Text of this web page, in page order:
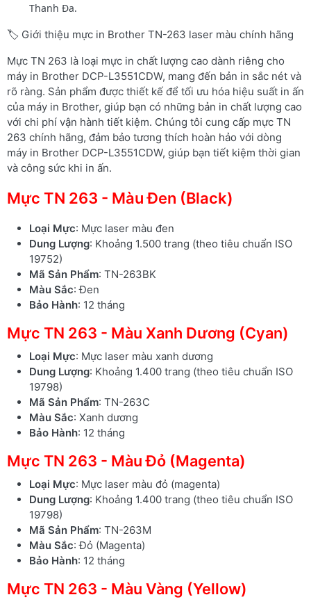
Thanh Đa.
🏷️ Giới thiệu mực in Brother TN-263 laser màu chính hãng
Mực TN 263 là loại mực in chất lượng cao dành riêng cho
máy in Brother DCP-L3551CDW, mang đến bản in sắc nét và
rõ ràng. Sản phẩm được thiết kế để tối ưu hóa hiệu suất in ấn
của máy in Brother, giúp bạn có những bản in chất lượng cao
với chi phí vận hành tiết kiệm. Chúng tôi cung cấp mực TN
263 chính hãng, đảm bảo tương thích hoàn hảo với dòng
máy in Brother DCP-L3551CDW, giúp bạn tiết kiệm thời gian
và công sức khi in ấn.
Mực TN 263 - Màu Đen (Black)
Loại Mực: Mực laser màu đen
Dung Lượng: Khoảng 1.500 trang (theo tiêu chuẩn ISO
19752)
Mã Sản Phẩm: TN-263BK
Màu Sắc: Đen
Bảo Hành: 12 tháng
Mực TN 263 - Màu Xanh Dương (Cyan)
Loại Mực: Mực laser màu xanh dương
Dung Lượng: Khoảng 1.400 trang (theo tiêu chuẩn ISO
19798)
Mã Sản Phẩm: TN-263C
Màu Sắc: Xanh dương
Bảo Hành: 12 tháng
Mực TN 263 - Màu Đỏ (Magenta)
Loại Mực: Mực laser màu đỏ (magenta)
Dung Lượng: Khoảng 1.400 trang (theo tiêu chuẩn ISO
19798)
Mã Sản Phẩm: TN-263M
Màu Sắc: Đỏ (Magenta)
Bảo Hành: 12 tháng
Mực TN 263 - Màu Vàng (Yellow)